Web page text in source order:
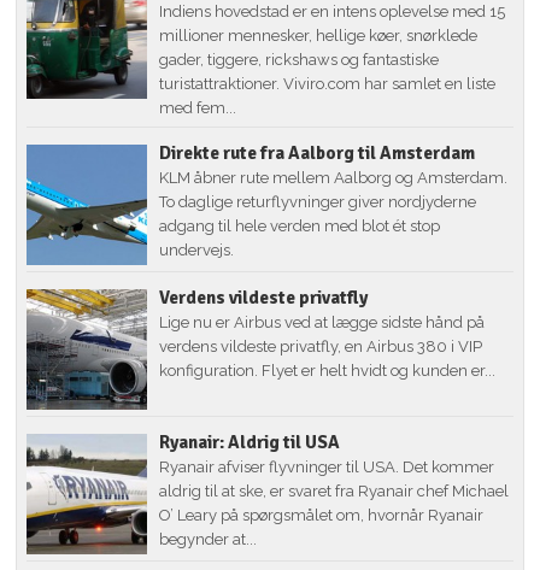
Indiens hovedstad er en intens oplevelse med 15
millioner mennesker, hellige køer, snørklede
gader, tiggere, rickshaws og fantastiske
turistattraktioner. Viviro.com har samlet en liste
med fem...
Direkte rute fra Aalborg til Amsterdam
KLM åbner rute mellem Aalborg og Amsterdam.
To daglige returflyvninger giver nordjyderne
adgang til hele verden med blot ét stop
undervejs.
Verdens vildeste privatfly
Lige nu er Airbus ved at lægge sidste hånd på
verdens vildeste privatfly, en Airbus 380 i VIP
konfiguration. Flyet er helt hvidt og kunden er...
Ryanair: Aldrig til USA
Ryanair afviser flyvninger til USA. Det kommer
aldrig til at ske, er svaret fra Ryanair chef Michael
O’ Leary på spørgsmålet om, hvornår Ryanair
begynder at...